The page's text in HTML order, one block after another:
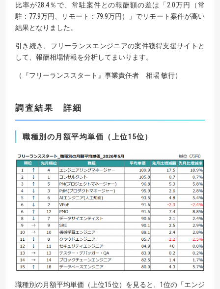
比率が28.4％で、常駐案件との報酬額の差は「2.0万円（常
駐：77.9万円、リモート：79.9万円）」でリモート案件が高い
結果となりました。
引き続き、フリーランスエンジニアの案件獲得支援サイトと
して、報酬相場情報を分析してまいります。
（『フリーランススタート』事業責任者 相場 敏行）
調査結果 詳細
職種別の月額平均単価（上位15位）
職種別の月額平均単価（上位15位）を見ると、1位の「エンジ